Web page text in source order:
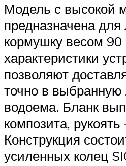
Модель с высокой
предназначена
кормушку весом 90
характеристики
позволяют
точно в
водоема. Бланк
композита, рукоять
Конструкция
усиленных колец